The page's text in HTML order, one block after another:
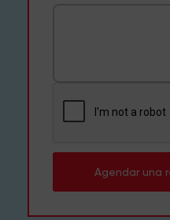
Agendar una